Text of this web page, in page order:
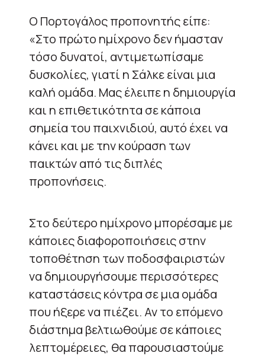
Ο Πορτογάλος προπονητής είπε:
«Στο πρώτο ημίχρονο δεν ήμασταν
τόσο δυνατοί, αντιμετωπίσαμε
δυσκολίες, γιατί η Σάλκε είναι μια
καλή ομάδα. Μας έλειπε η δημιουργία
και η επιθετικότητα σε κάποια
σημεία του παιχνιδιού, αυτό έχει να
κάνει και με την κούραση των
παικτών από τις διπλές
προπονήσεις.
Στο δεύτερο ημίχρονο μπορέσαμε με
κάποιες διαφοροποιήσεις στην
τοποθέτηση των ποδοσφαιριστών
να δημιουργήσουμε περισσότερες
καταστάσεις κόντρα σε μια ομάδα
που ήξερε να πιέζει. Αν το επόμενο
διάστημα βελτιωθούμε σε κάποιες
λεπτομέρειες, θα παρουσιαστούμε